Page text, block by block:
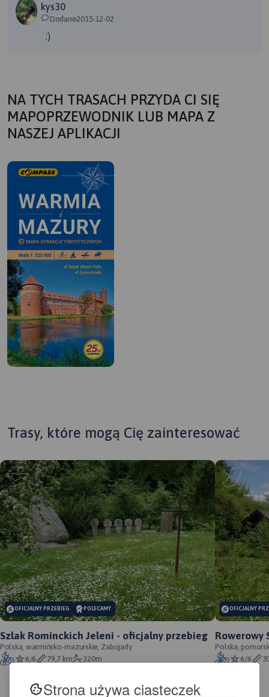
Strona używa ciasteczek
kys30
Dodane2015-12-02
:)
NA TYCH TRASACH PRZYDA CI SIĘ
MAPOPRZEWODNIK LUB MAPA Z
NASZEJ APLIKACJI
MAPA TURYSTYCZNA W
APLIKACJI TRASEO
Mapa samochodowo-
obszar województwa
warmińsko-mazurskiego.
Zasięg mapy wyznaczają:
północy, Elbląg na
Trasy, które mogą Cię zainteresować
OFICJALNY PRZEBIEG POLECAMY
Szlak Rominckich Jeleni - oficjalny przebieg
Polska, warmińsko-mazurskie, Zabojady
6/6
79,7 km 320m
OFICJALNY
Rowerowy
oficjalny
Polska,
6/6